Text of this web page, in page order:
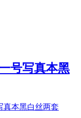
号写真本黑